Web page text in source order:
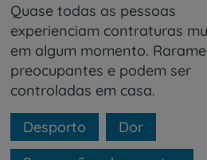
Quase todas as pessoas
experienciam contraturas
em algum momento.
preocupantes e podem ser
controladas em casa.
Desporto
Dor